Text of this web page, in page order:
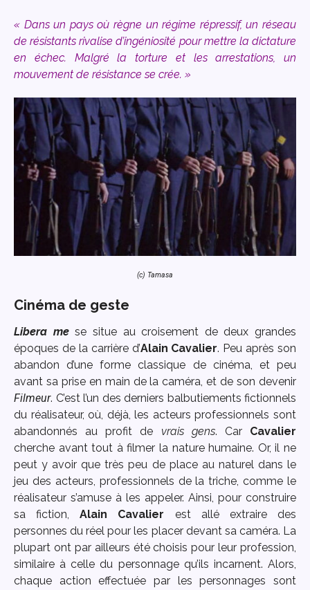
« Dans un pays où règne un régime répressif, un réseau
de résistants rivalise d’ingéniosité pour mettre la dictature
en échec. Malgré la torture et les arrestations, un
mouvement de résistance se crée. »
(c) Tamasa
Cinéma de geste
Libera mese situe au croisement de deux grandes
époques de la carrière d’Alain Cavalier. Peu après son
abandon d’une forme classique de cinéma, et peu
avant sa prise en main de la caméra, et de son devenir
Filmeur. C’est l’un des derniers balbutiements fictionnels
du réalisateur, où, déjà, les acteurs professionnels sont
abandonnés au profit de vrais gens. Car Cavalier
cherche avant tout à filmer la nature humaine. Or, il ne
peut y avoir que très peu de place au naturel dans le
jeu des acteurs, professionnels de la triche, comme le
réalisateur s’amuse à les appeler. Ainsi, pour construire
sa fiction,Alain Cavalier est allé extraire des
personnes du réel pour les placer devant sa caméra. La
plupart ont par ailleurs été choisis pour leur profession,
similaire à celle du personnage qu’ils incarnent. Alors,
chaque action effectuée par les personnages sont